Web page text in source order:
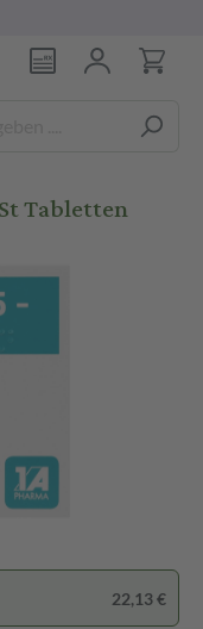
Tabletten
22,13 €